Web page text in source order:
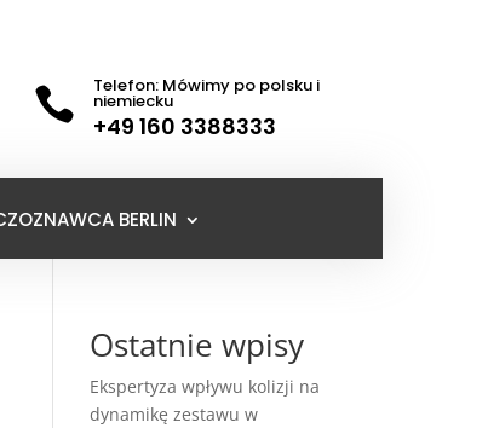
 Telefon: Mówimy po polsku i
niemiecku
+49 160 3388333
BERLIN
Ostatnie wpisy
Ekspertyza wpływu kolizji na
dynamikę zestawu w